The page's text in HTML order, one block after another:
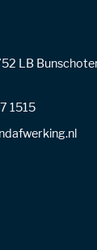
LB
1515